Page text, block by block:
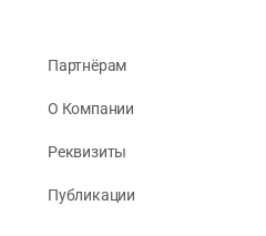
Партнёрам
О Компании
Реквизиты
Публикации